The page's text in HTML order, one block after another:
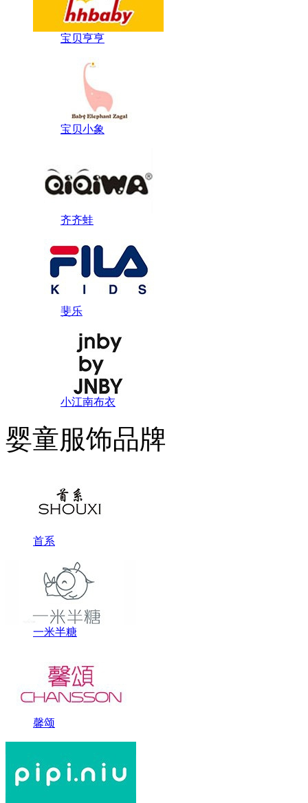
宝贝亨亨
宝贝小象
齐齐蛙
斐乐
小江南布衣
婴童服饰品牌
首系
一米半糖
馨颂